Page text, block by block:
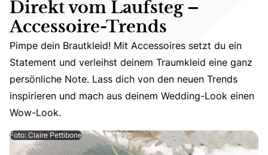
Direkt vom Laufsteg –
Accessoire-Trends
Pimpe dein Brautkleid! Mit Accessoires setzt du ein
Pimpe dein Brautkleid! Mit Accessoires setzt du ein
Statement und verleihst deinem Traumkleid eine ganz
persönliche Note. Lass dich von den neuen Trends
inspirieren und mach aus deinem Wedding-Look einen
Wow-Look.
Foto: Claire Pettibone